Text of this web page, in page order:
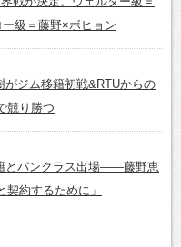
級＝藤野×ボヒョン
がジム移籍初戦&RTUからの
競り勝つ
とパンクラス出場――藤野恵
約するために」